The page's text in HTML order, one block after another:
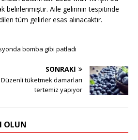
belirlenmiştir. Aile gelirinin tespitinde
tüm gelirler esas alınacaktır.
bomba gibi patladı
SONRAKI
tüketmek damarları
tertemiz yapıyor
OLUN